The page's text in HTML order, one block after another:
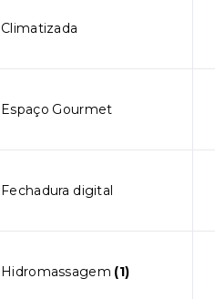
Climatizada
Espaço Gourmet
Fechadura digital
Hidromassagem (1)